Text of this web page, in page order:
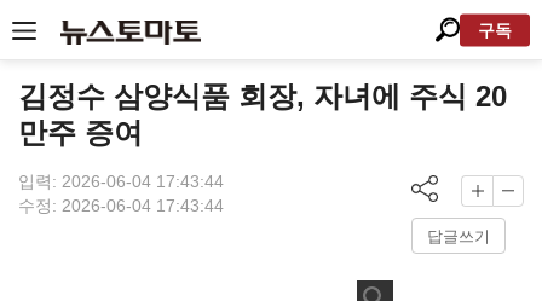
구독
김정수 삼양식품 회장, 자녀에 주식 20
만주 증여
입력: 2026-06-04 17:43:44
수정: 2026-06-04 17:43:44
답글쓰기